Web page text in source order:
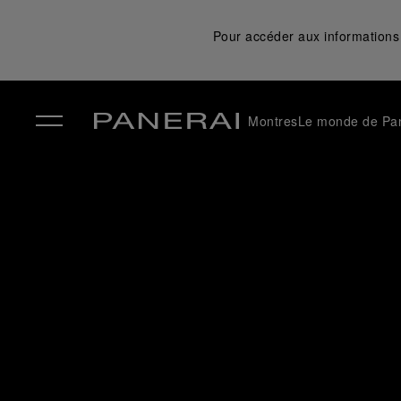
Pour accéder aux
MontresLe monde de